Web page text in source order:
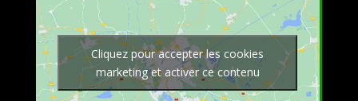
Cliquez pour accepter les cookies
marketing et activer ce contenu